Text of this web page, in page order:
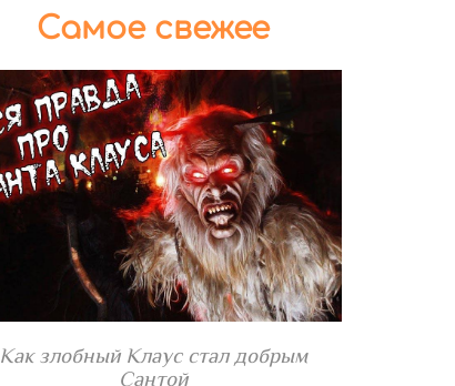
Самое свежее
Как злобный Клаус стал добрым
Сантой